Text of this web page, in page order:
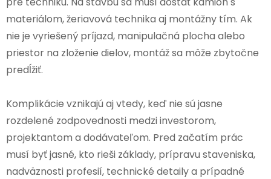
materiálom, žeriavová technika aj montážny tím. Ak
nie je vyriešený príjazd, manipulačná plocha alebo
priestor na zloženie dielov, montáž sa môže zbytočne
predĺžiť.
Komplikácie vznikajú aj vtedy, keď nie sú jasne
rozdelené zodpovednosti medzi investorom,
projektantom a dodávateľom. Pred začatím prác
musí byť jasné, kto rieši základy, prípravu staveniska,
nadväznosti profesií, technické detaily a prípadné